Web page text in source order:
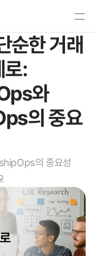
츠
레퍼런스 사전
가기
순한 거래
로:
와
의 중요
의 중요성